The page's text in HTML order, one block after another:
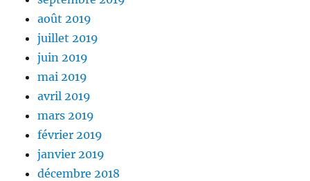
août 2019
juillet 2019
juin 2019
mai 2019
avril 2019
mars 2019
février 2019
janvier 2019
décembre 2018